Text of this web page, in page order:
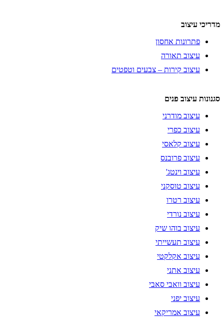
מדריכי עיצוב
פתרונות אחסון
עיצוב תאורה
עיצוב קירות – צבעים וטפטים
סגנונות עיצוב פנים
עיצוב מודרני
עיצוב כפרי
עיצוב קלאסי
עיצוב פרובנס
עיצוב וינטג'
עיצוב טוסקני
עיצוב רטרו
עיצוב נורדי
עיצוב בוהו שיק
עיצוב תעשייתי
עיצוב אקלקטי
עיצוב אתני
עיצוב וואבי סאבי
עיצוב יפני
עיצוב אמריקאי